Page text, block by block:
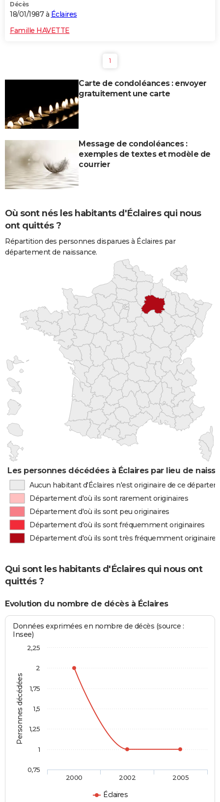
Décès
18/01/1987 à Éclaires
Famille HAVETTE
1
Carte de condoléances : envoyer
gratuitement une carte
Message de condoléances :
exemples de textes et modèle de
courrier
Où sont nés les habitants d'Éclaires qui nous
ont quittés ?
Répartition des personnes disparues à Éclaires par
département de naissance.
Les personnes décédées à Éclaires par lieu de
Aucun habitant d'Éclaires n'est originaire de ce
Département d'où ils sont rarement originaires
Département d'où ils sont peu originaires
Département d'où ils sont fréquemment originaires
Département d'où ils sont très fréquemment originaires
Qui sont les habitants d'Éclaires qui nous ont
quittés ?
Evolution du nombre de décès à Éclaires
Personnes décédées
Données exprimées en nombre de décès (source :
Insee)
Éclaires
2000 2002 2005
0,75
1
1,25
1,5
1,75
2
2,25